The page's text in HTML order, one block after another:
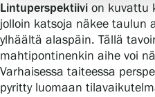
Lintuperspektiivi on kuvattu
jolloin katsoja näkee taulun
ylhäältä alaspäin. Tällä
mahtipontinenkin aihe voi
Varhaisessa taiteessa
pyritty luomaan